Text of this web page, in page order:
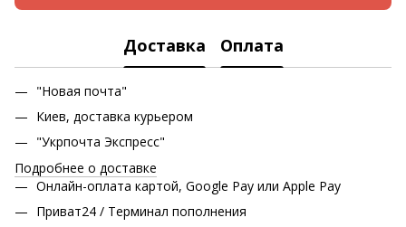
Доставка Оплата
"Новая почта"
Киев, доставка курьером
"Укрпочта Экспресс"
Подробнее о доставке
Онлайн-оплата картой, Google Pay или Apple Pay
Приват24 / Терминал пополнения